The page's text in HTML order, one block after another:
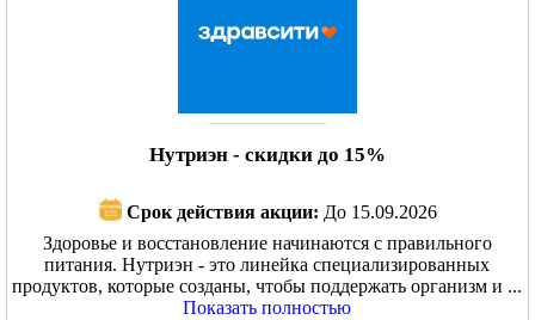
Нутриэн - скидки до 15%
Срок действия акции: До 15.09.2026
Здоровье и восстановление начинаются с правильного
питания. Нутриэн - это линейка специализированных
продуктов, которые созданы, чтобы поддержать организм и ...
Показать полностью